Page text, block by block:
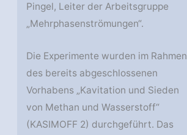
Pingel, Leiter der Arbeitsgruppe
„Mehrphasenströmungen“.
Die Experimente wurden im Rahmen
des bereits abgeschlossenen
Vorhabens „Kavitation und Sieden
von Methan und Wasserstoff“
(KASIMOFF 2) durchgeführt. Das